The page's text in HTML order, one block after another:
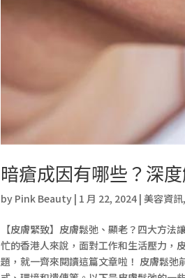
暗瘡成因有哪些？深
by Pink Beauty | 1 月 22, 2024 |美容資訊
【皮膚緊致】皮膚鬆弛、顯老？四大方
忙的香港人來說，面對工作和生活壓力
題，就一齊來閱讀這篇文章啦！ 皮膚鬆